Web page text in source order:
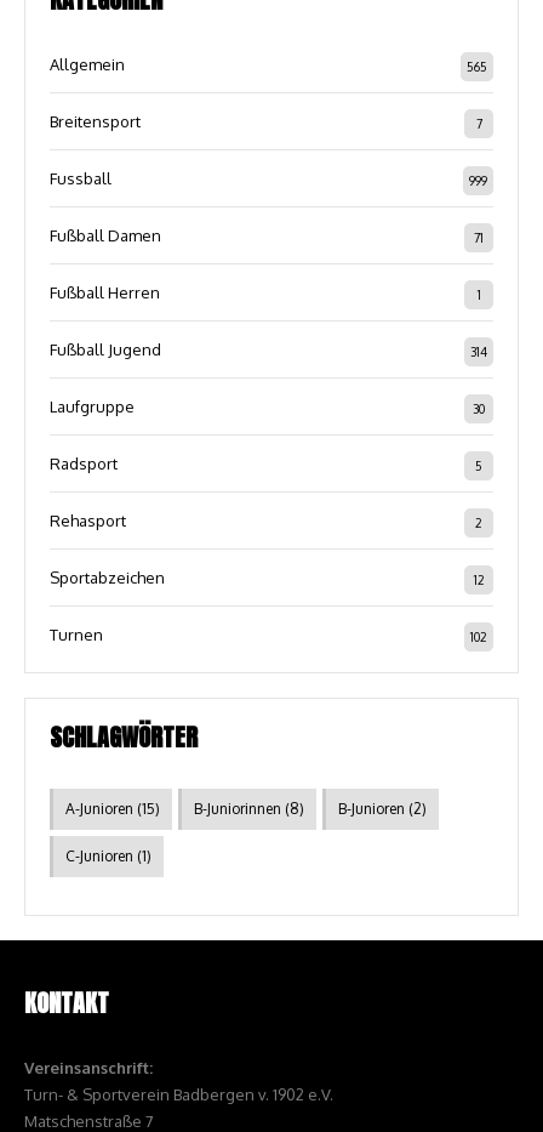
Allgemein 565
Breitensport 7
Fussball 999
Fußball Damen 71
Fußball Herren 1
Fußball Jugend 314
Laufgruppe 30
Radsport 5
Rehasport 2
Sportabzeichen 12
Turnen 102
SCHLAGWÖRTER
A-Junioren (15) B-Juniorinnen (8) B-Junioren (2)
C-Junioren (1)
KONTAKT
Vereinsanschrift:
Turn- & Sportverein Badbergen v. 1902 e.V.
Matschenstraße 7